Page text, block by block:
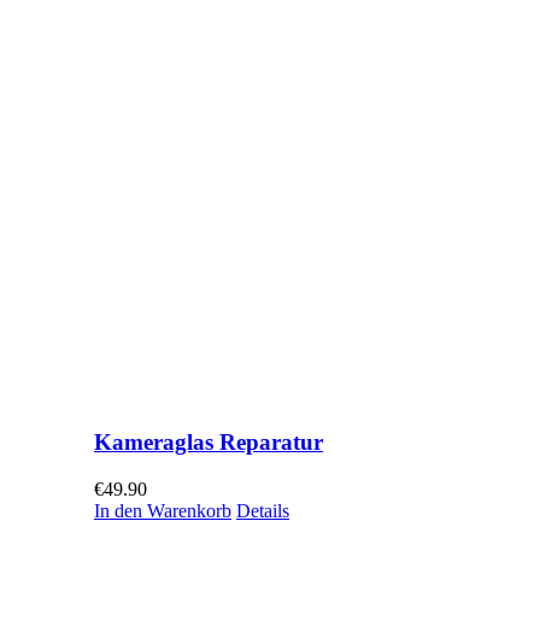
Kameraglas Reparatur
€49.90
In den Warenkorb Details